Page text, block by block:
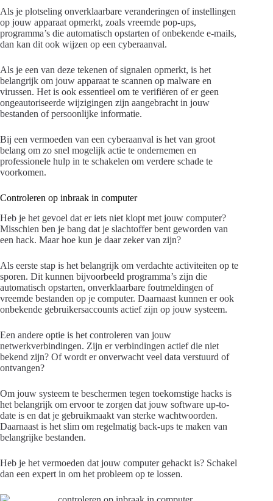
Als je plotseling onverklaarbare veranderingen of instellingen
op jouw apparaat opmerkt, zoals vreemde pop-ups,
programma’s die automatisch opstarten of onbekende e-mails,
dan kan dit ook wijzen op een cyberaanval.
Als je een van deze tekenen of signalen opmerkt, is het
belangrijk om jouw apparaat te scannen op malware en
virussen. Het is ook essentieel om te verifiëren of er geen
ongeautoriseerde wijzigingen zijn aangebracht in jouw
bestanden of persoonlijke informatie.
Bij een vermoeden van een cyberaanval is het van groot
belang om zo snel mogelijk actie te ondernemen en
professionele hulp in te schakelen om verdere schade te
voorkomen.
Controleren op inbraak in computer
Heb je het gevoel dat er iets niet klopt met jouw computer?
Misschien ben je bang dat je slachtoffer bent geworden van
een hack. Maar hoe kun je daar zeker van zijn?
Als eerste stap is het belangrijk om verdachte activiteiten op te
sporen. Dit kunnen bijvoorbeeld programma’s zijn die
automatisch opstarten, onverklaarbare foutmeldingen of
vreemde bestanden op je computer. Daarnaast kunnen er ook
onbekende gebruikersaccounts actief zijn op jouw systeem.
Een andere optie is het controleren van jouw
netwerkverbindingen. Zijn er verbindingen actief die niet
bekend zijn? Of wordt er onverwacht veel data verstuurd of
ontvangen?
Om jouw systeem te beschermen tegen toekomstige hacks is
het belangrijk om ervoor te zorgen dat jouw software up-to-
date is en dat je gebruikmaakt van sterke wachtwoorden.
Daarnaast is het slim om regelmatig back-ups te maken van
belangrijke bestanden.
Heb je het vermoeden dat jouw computer gehackt is? Schakel
dan een expert in om het probleem op te lossen.